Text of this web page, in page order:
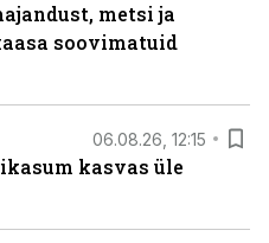
metsi ja
soovimatuid
06.08.26, 12:15
kasvas üle